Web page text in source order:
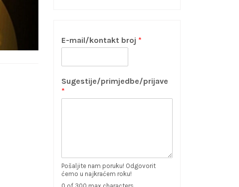
E-mail/kontakt broj *
Sugestije/primjedbe/prijave
*
Pošaljite nam poruku! Odgovorit
ćemo u najkraćem roku!